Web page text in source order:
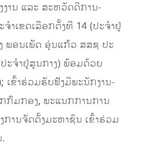
ານ ແລະ ສະຫວັດດີການ-
າເຂດເລືອກຕັ້ງທີ 14 (ປະຈໍາຢູ່
ພອນເພັດ ອຸ່ນແກ້ວ ສສຊ ປະ
ະຈໍາຢູ່ສູນກາງ) ພ້ອມດ້ວຍ
ເຂົ້າຮ່ວມຮັບຟັງມີພະນັກງານ-
ກົມກອງ, ພະແນກການການ
ການຈັດຕັ້ງມະຫາຊົນ ເຂົ້າຮ່ວມ